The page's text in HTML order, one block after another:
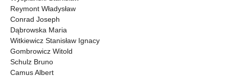
Reymont Władysław
Conrad Joseph
Dąbrowska Maria
Witkiewicz Stanisław Ignacy
Gombrowicz Witold
Schulz Bruno
Camus Albert